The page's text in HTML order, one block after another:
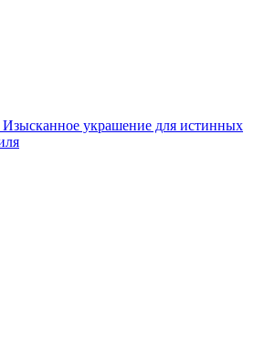
украшение для истинных